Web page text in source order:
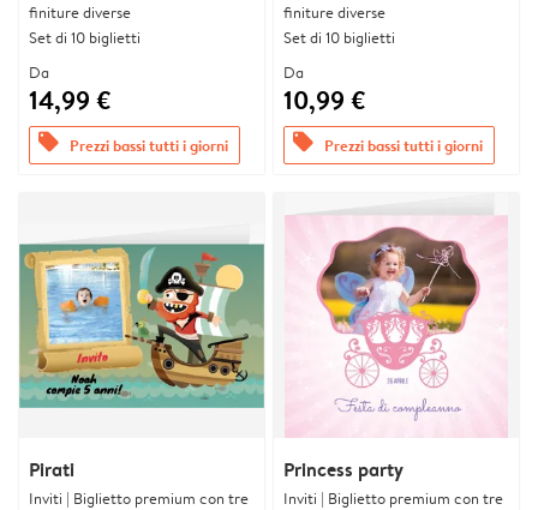
finiture diverse
Set di 10 biglietti
Da
14,99 €
offers Prezzi bassi tutti i giorni
finiture diverse
Set di 10 biglietti
Da
10,99 €
offers Prezzi bassi tutti i giorni
Pirati
Inviti | Biglietto premium con tre
Princess party
Inviti | Biglietto premium con tre